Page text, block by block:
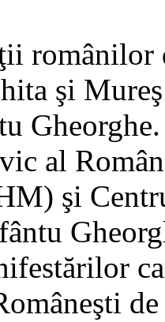
românilor
şi
al
şi